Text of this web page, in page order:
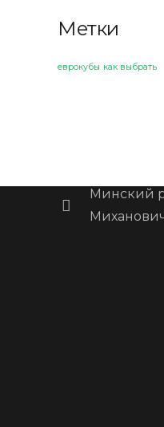
Метки
еврокубы как выбрать
Минский